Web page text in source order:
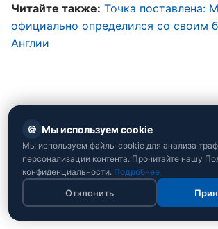
Читайте также: Точка поставлена:
официально определился со своим
Англии
🍪 Мы используем cookie
Мы используем файлы cookie для анализа
персонализации контента. Прочитайте нашу
конфиденциальности. Подробнее
Отклонить